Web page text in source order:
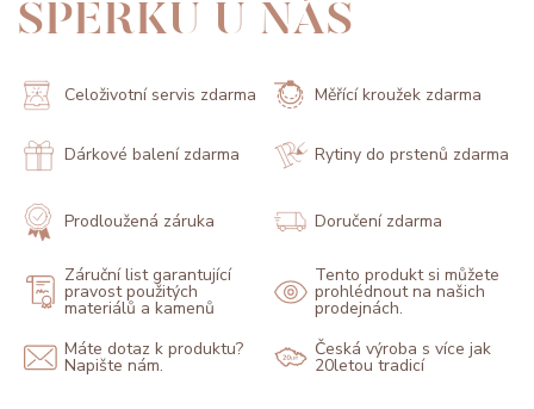
ŠPERKŮ U NÁS
Celoživotní servis zdarma Měřící kroužek zdarma
Dárkové balení zdarma Rytiny do prstenů zdarma
Prodloužená záruka Doručení zdarma
Záruční list garantující
pravost použitých
materiálů a kamenů
Tento produkt si můžete
prohlédnout na našich
prodejnách.
Máte dotaz k produktu?
Napište nám.
Česká výroba s více jak
20letou tradicí